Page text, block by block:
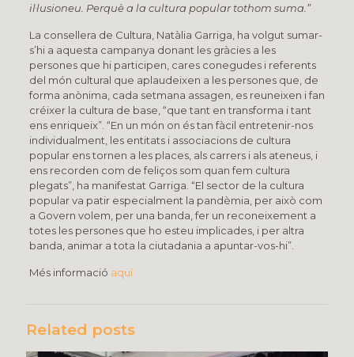
il·lusioneu. Perquè a la cultura popular tothom suma.”
La consellera de Cultura, Natàlia Garriga, ha volgut sumar-
s’hi a aquesta campanya donant les gràcies a les
persones que hi participen, cares conegudes i referents
del món cultural que aplaudeixen a les persones que, de
forma anònima, cada setmana assagen, es reuneixen i fan
créixer la cultura de base, “que tant en transforma i tant
ens enriqueix”. “En un món on és tan fàcil entretenir-nos
individualment, les entitats i associacions de cultura
popular ens tornen a les places, als carrers i als ateneus, i
ens recorden com de feliços som quan fem cultura
plegats”, ha manifestat Garriga. “El sector de la cultura
popular va patir especialment la pandèmia, per això com
a Govern volem, per una banda, fer un reconeixement a
totes les persones que ho esteu implicades, i per altra
banda, animar a tota la ciutadania a apuntar-vos-hi”.
Més informació aquí
Related posts